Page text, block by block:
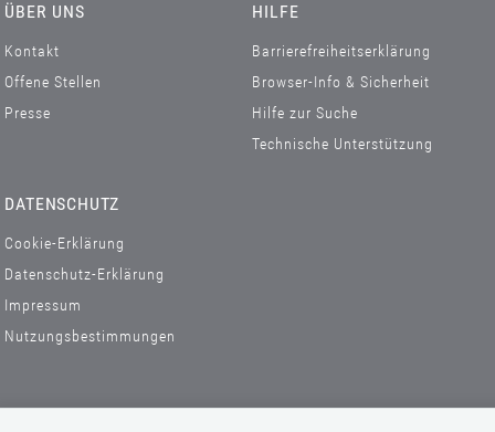
ÜBER UNS
Kontakt
Offene Stellen
Presse
HILFE
Barrierefreiheitserklärung
Browser-Info & Sicherheit
Hilfe zur Suche
Technische Unterstützung
DATENSCHUTZ
Cookie-Erklärung
Datenschutz-Erklärung
Impressum
Nutzungsbestimmungen